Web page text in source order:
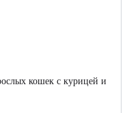
кошек с курицей и